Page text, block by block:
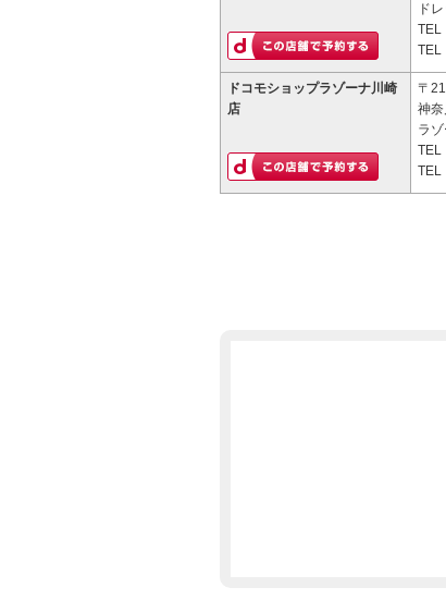
ド
TEL
TEL
ドコモショップラゾーナ川崎
店
〒
神
ラ
TEL
TEL